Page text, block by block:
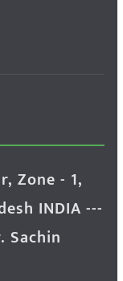
Zone - 1,
INDIA ---
Sachin